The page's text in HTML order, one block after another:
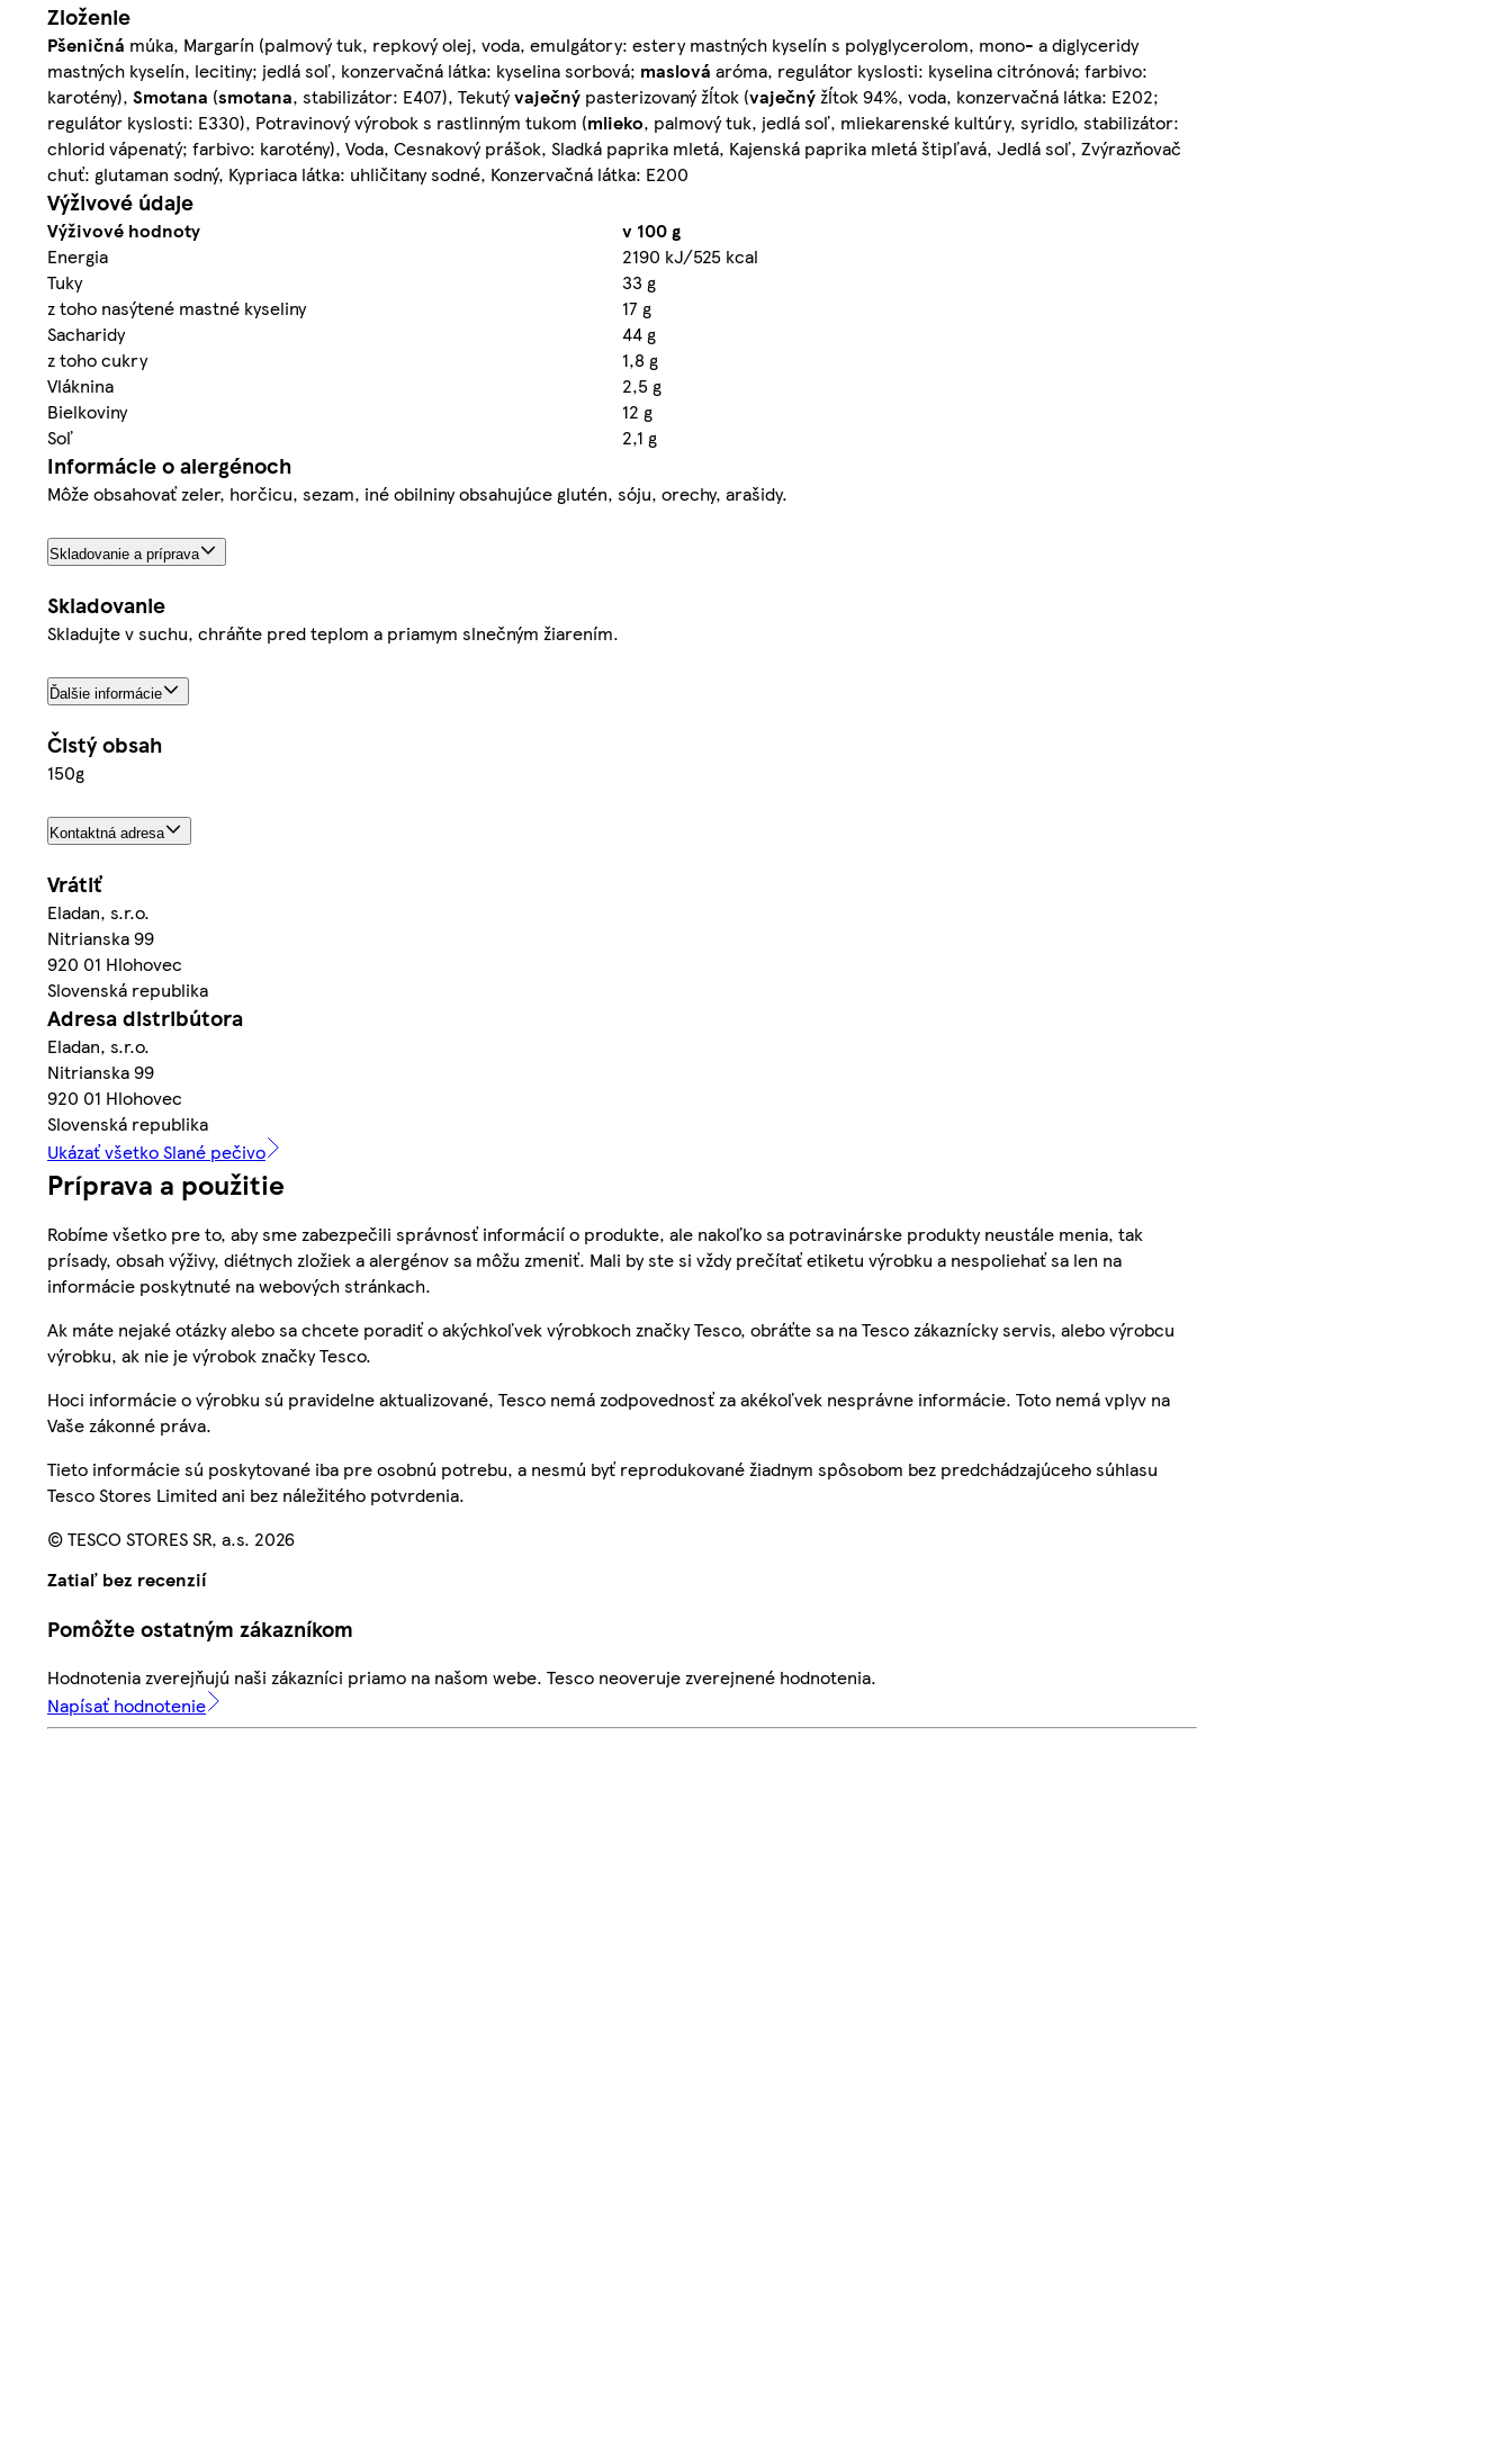
Zloženie
Pšeničná múka, Margarín (palmový tuk, repkový olej, voda, emulgátory: estery mastných kyselín s polyglycerolom, mono- a diglyceridy
mastných kyselín, lecitiny; jedlá soľ, konzervačná látka: kyselina sorbová; maslová aróma, regulátor kyslosti: kyselina citrónová; farbivo:
karotény), Smotana (smotana, stabilizátor: E407), Tekutývaječný pasterizovaný žĺtok (vaječnýžĺtok 94%, voda, konzervačná látka: E202;
regulátor kyslosti: E330), Potravinový výrobok s rastlinným tukom (mlieko, palmový tuk, jedlá soľ, mliekarenské kultúry, syridlo, stabilizátor:
chlorid vápenatý; farbivo: karotény), Voda, Cesnakový prášok, Sladká paprika mletá, Kajenská paprika mletá štipľavá, Jedlá soľ, Zvýrazňovač
chuť: glutaman sodný, Kypriaca látka: uhličitany sodné, Konzervačná látka: E200
Výživové údaje
Výživové hodnoty
v 100 g
Energia
2190 kJ/525 kcal
Tuky
33 g
z toho nasýtené mastné kyseliny
17 g
Sacharidy
44 g
z toho cukry
1,8 g
Vláknina
2,5 g
Bielkoviny
12 g
Soľ
2,1 g
Informácie o alergénoch
Môže obsahovať zeler, horčicu, sezam, iné obilniny obsahujúce glutén, sóju, orechy, arašidy.
Skladovanie a príprava
Skladovanie
Skladujte v suchu, chráňte pred teplom a priamym slnečným žiarením.
Ďalšie informácie
Čistý obsah
150g
Kontaktná adresa
Vrátiť
Eladan, s.r.o.
Nitrianska 99
920 01 Hlohovec
Slovenská republika
Adresa distribútora
Eladan, s.r.o.
Nitrianska 99
920 01 Hlohovec
Slovenská republika
Ukázať všetko Slané pečivo
Príprava a použitie
Robíme všetko pre to, aby sme zabezpečili správnosť informácií o produkte, ale nakoľko sa potravinárske produkty neustále menia, tak
prísady, obsah výživy, diétnych zložiek a alergénov sa môžu zmeniť. Mali by ste si vždy prečítať etiketu výrobku a nespoliehať sa len na
informácie poskytnuté na webových stránkach.
Ak máte nejaké otázky alebo sa chcete poradiť o akýchkoľvek výrobkoch značky Tesco, obráťte sa na Tesco zákaznícky servis, alebo výrobcu
výrobku, ak nie je výrobok značky Tesco.
Hoci informácie o výrobku sú pravidelne aktualizované, Tesco nemá zodpovednosť za akékoľvek nesprávne informácie. Toto nemá vplyv na
Vaše zákonné práva.
Tieto informácie sú poskytované iba pre osobnú potrebu, a nesmú byť reprodukované žiadnym spôsobom bez predchádzajúceho súhlasu
Tesco Stores Limited ani bez náležitého potvrdenia.
© TESCO STORES SR, a.s. 2026
Zatiaľ bez recenzií
Pomôžte ostatným zákazníkom
Hodnotenia zverejňujú naši zákazníci priamo na našom webe. Tesco neoveruje zverejnené hodnotenia.
Napísať hodnotenie